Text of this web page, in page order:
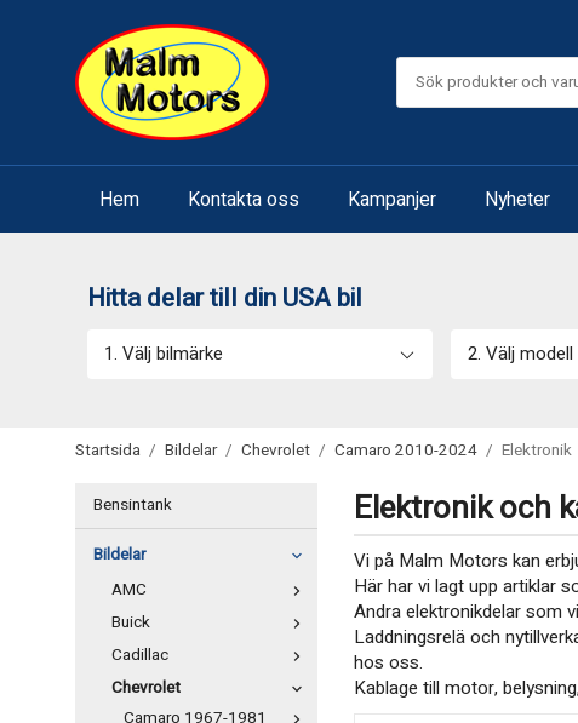
Hem Kontakta oss Kampanjer Nyheter
Hitta delar till din USA bil
1. Välj bilmärke 2. Välj modell
Startsida / Bildelar / Chevrolet / Camaro 2010-2024 / Elektronik
Bensintank
Bildelar
AMC
Buick
Cadillac
Chevrolet
Camaro 1967-1981
Elektronik och
Vi på Malm Motors kan
Här har vi lagt upp artiklar
Andra elektronikdelar som
Laddningsrelä och
hos oss.
Kablage till motor,